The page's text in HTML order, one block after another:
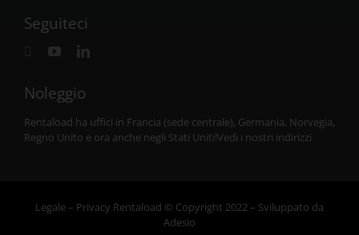
Seguiteci
Noleggio
Rentaload ha uffici in Francia (sede centrale), Germania, Norvegia,
Regno Unito e ora anche negli Stati Uniti!Vedi i nostri indirizzi
Legale– Privacy Rentaload © Copyright 2022 – Sviluppato da
Adesio